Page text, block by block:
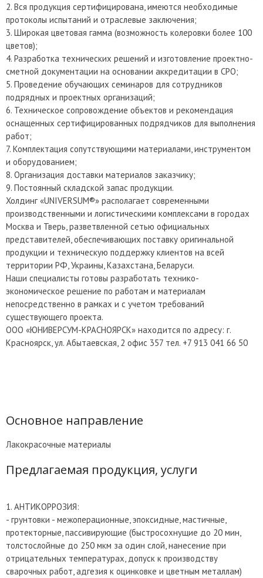
2. Вся продукция сертифицирована, имеются необходимые
протоколы испытаний и отраслевые заключения;
3. Широкая цветовая гамма (возможность колеровки более 100
цветов);
4. Разработка технических решений и изготовление проектно-
сметной документации на основании аккредитации в СРО;
5. Проведение обучающих семинаров для сотрудников
подрядных и проектных организаций;
6. Техническое сопровождение объектов и рекомендация
оснащенных сертифицированных подрядчиков для выполнения
работ;
7. Комплектация сопутствующими материалами, инструментом
и оборудованием;
8. Организация доставки материалов заказчику;
9. Постоянный складской запас продукции.
Холдинг «UNIVERSUM®» располагает современными
производственными и логистическими комплексами в городах
Москва и Тверь, разветвленной сетью официальных
представителей, обеспечивающих поставку оригинальной
продукции и техническую поддержку клиентов на всей
территории РФ, Украины, Казахстана, Беларуси.
Наши специалисты готовы разработать технико-
экономическое решение по работам и материалам
непосредственно в рамках и с учетом требований
существующего проекта.
ООО «ЮНИВЕРСУМ-КРАСНОЯРСК» находится по адресу: г.
Красноярск, ул. Абытаевская, 2 офис 357 тел. +7 913 041 66 50
Основное направление
Лакокрасочные материалы
Предлагаемая продукция, услуги
1. АНТИКОРРОЗИЯ:
- грунтовки - межоперационные, эпоксидные, мастичные,
протекторные, пассивирующие (быстросохнущие до 20 мин,
толстослойные до 250 мкм за один слой, нанесение при
отрицательных температурах, допуск к производству
сварочных работ, адгезия к оцинковке и цветным металлам)